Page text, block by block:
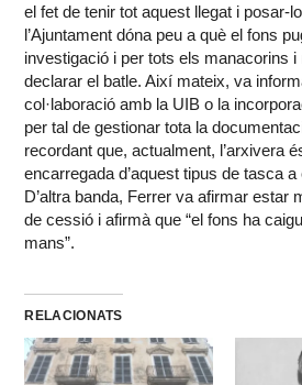
el fet de tenir tot aquest llegat i posar-
l’Ajuntament dóna peu a què el fons
investigació i per tots els manacorins i
declarar el batle. Així mateix, va
col·laboració amb la UIB o la
per tal de gestionar tota la
recordant que, actualment, l’arxivera
encarregada d’aquest tipus de tasca
D’altra banda, Ferrer va afirmar estar
de cessió i afirmà que “el fons ha
mans”.
RELACIONATS